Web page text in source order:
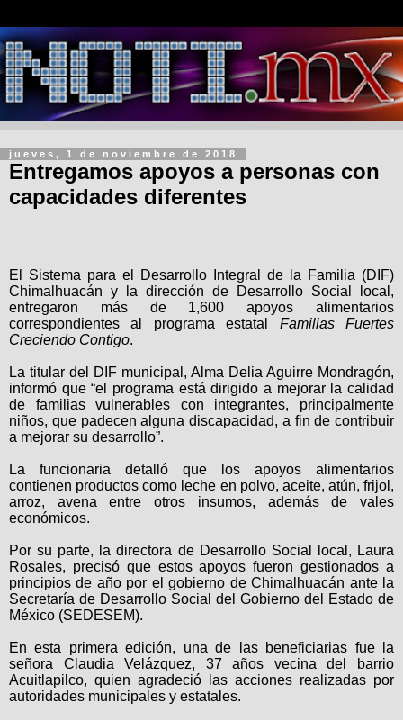
jueves, 1 de noviembre de 2018
Entregamos apoyos a personas con
capacidades diferentes
El Sistema para el Desarrollo Integral de la Familia (DIF)
Chimalhuacán y la dirección de Desarrollo Social local,
entregaron más de 1,600 apoyos alimentarios
correspondientes al programa estatal Familias Fuertes
Creciendo Contigo.
La titular del DIF municipal, Alma Delia Aguirre Mondragón,
informó que “el programa está dirigido a mejorar la calidad
de familias vulnerables con integrantes, principalmente
niños, que padecen alguna discapacidad, a fin de contribuir
a mejorar su desarrollo”.
La funcionaria detalló que los apoyos alimentarios
contienen productos como leche en polvo, aceite, atún, frijol,
arroz, avena entre otros insumos, además de vales
económicos.
Por su parte, la directora de Desarrollo Social local, Laura
Rosales, precisó que estos apoyos fueron gestionados a
principios de año por el gobierno de Chimalhuacán ante la
Secretaría de Desarrollo Social del Gobierno del Estado de
México (SEDESEM).
En esta primera edición, una de las beneficiarias fue la
señora Claudia Velázquez, 37 años vecina del barrio
Acuitlapilco, quien agradeció las acciones realizadas por
autoridades municipales y estatales.